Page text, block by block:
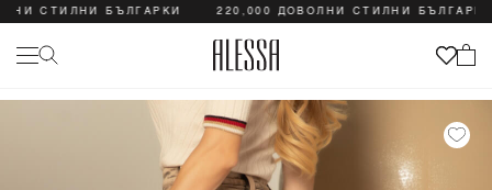
СТИЛНИ БЪЛГАРКИ 220,000 ДОВОЛНИ СТИЛНИ БЪЛГАРКИ